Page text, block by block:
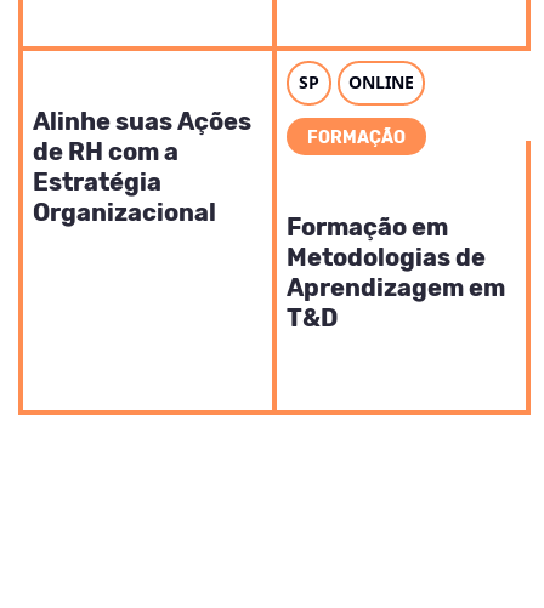
Alinhe suas Ações
de RH com a
Estratégia
Organizacional
SP ONLINE
FORMAÇÃO
Formação em
Metodologias de
Aprendizagem em
T&D